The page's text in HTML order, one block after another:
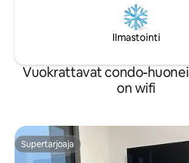
Ilmastointi
Vuokrattavat condo-
on wifi
Supertarjoaja
Supertarjoaja